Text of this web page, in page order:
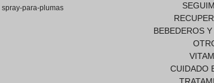
spray-para-plumas
BEBEDEROS
CUIDADO